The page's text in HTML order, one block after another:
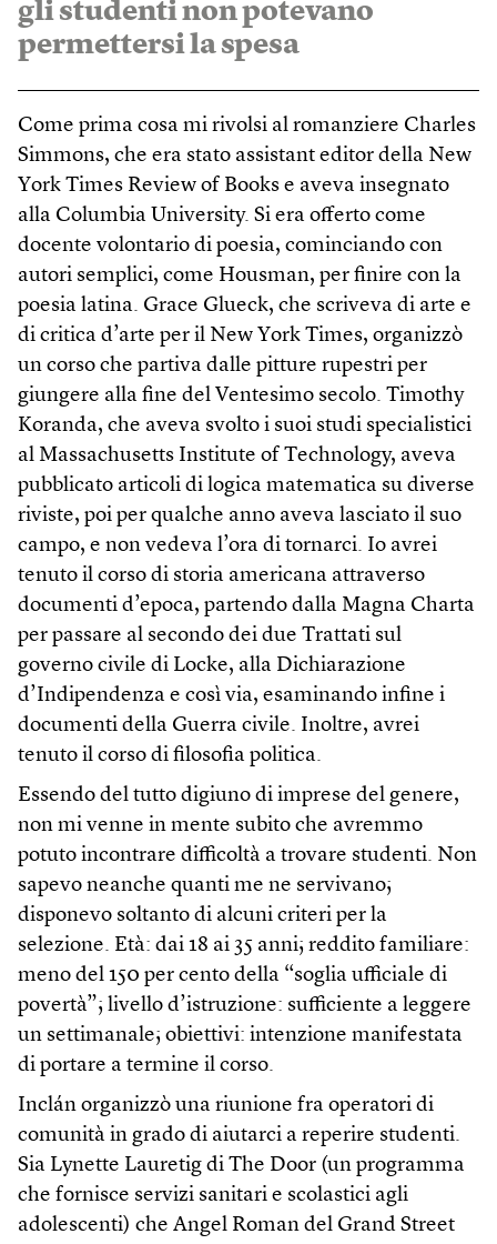
gli studenti non potevano
permettersi la spesa
Come prima cosa mi rivolsi al romanziere Charles
Simmons, che era stato assistant editor della New
York Times Review of Books e aveva insegnato
alla Columbia University. Si era offerto come
docente volontario di poesia, cominciando con
autori semplici, come Housman, per finire con la
poesia latina. Grace Glueck, che scriveva di arte e
di critica d’arte per il New York Times, organizzò
un corso che partiva dalle pitture rupestri per
giungere alla fine del Ventesimo secolo. Timothy
Koranda, che aveva svolto i suoi studi specialistici
al Massachusetts Institute of Technology, aveva
pubblicato articoli di logica matematica su diverse
riviste, poi per qualche anno aveva lasciato il suo
campo, e non vedeva l’ora di tornarci. Io avrei
tenuto il corso di storia americana attraverso
documenti d’epoca, partendo dalla Magna Charta
per passare al secondo dei due Trattati sul
governo civile di Locke, alla Dichiarazione
d’Indipendenza e così via, esaminando infine i
documenti della Guerra civile. Inoltre, avrei
tenuto il corso di filosofia politica.
Essendo del tutto digiuno di imprese del genere,
non mi venne in mente subito che avremmo
potuto incontrare difficoltà a trovare studenti. Non
sapevo neanche quanti me ne servivano;
disponevo soltanto di alcuni criteri per la
selezione. Età: dai 18 ai 35 anni; reddito familiare:
meno del 150 per cento della “soglia ufficiale di
povertà”; livello d’istruzione: sufficiente a leggere
un settimanale; obiettivi: intenzione manifestata
di portare a termine il corso.
Inclán organizzò una riunione fra operatori di
comunità in grado di aiutarci a reperire studenti.
Sia Lynette Lauretig di The Door (un programma
che fornisce servizi sanitari e scolastici agli
adolescenti) che Angel Roman del Grand Street